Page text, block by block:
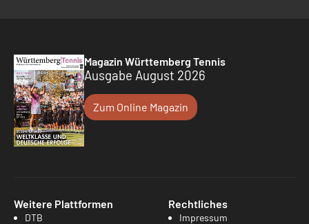
Magazin Württemberg Tennis
Ausgabe August 2026
Zum Online Magazin
Weitere Plattformen
DTB
Rechtliches
Impressum